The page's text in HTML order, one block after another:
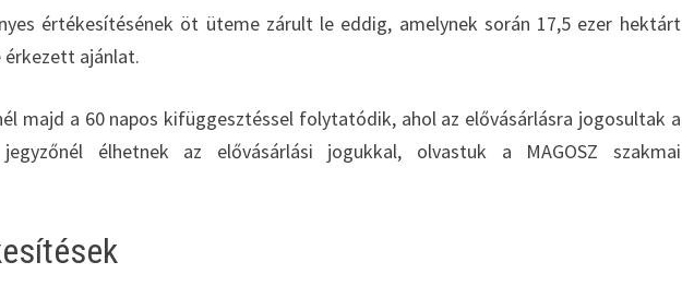
értékesítésének öt üteme zárult le eddig, amelynek során 17,5 ezer hektárt
ajánlat.
majd a 60 napos kifüggesztéssel folytatódik, ahol az elővásárlásra jogosultak a
élhetnek az elővásárlási jogukkal, olvastuk a MAGOSZ szakmai